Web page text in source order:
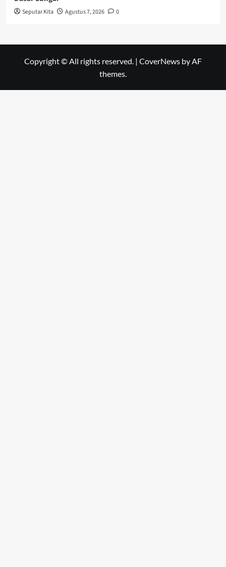
Seputar Kita Agustus 7, 2026 0
Copyright © All rights reserved. | CoverNews by AF
themes.